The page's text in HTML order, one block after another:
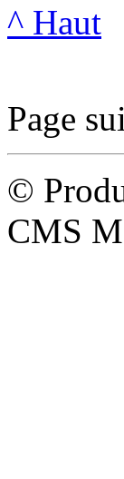
^ Haut
Page
©
CMS